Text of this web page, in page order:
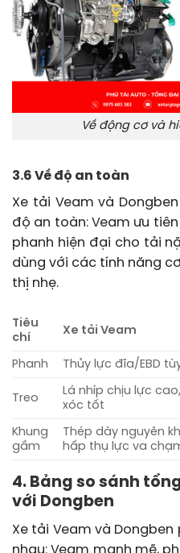
Về động cơ và
3.6 Về độ an toàn
Xe tải Veam và
độ an toàn: Veam ưu
phanh hiện đại cho tải
dùng với các tính năng
thị nhẹ.
Tiêu
chí
Xe tải Veam
Phanh Thủy lực đĩa/EBD
Treo
Lá nhíp chịu lực
xóc tốt
Khung
gầm
Thép dày nguyên
hấp thụ lực va
4. Bảng so sánh
với Dongben
Xe tải Veam và
nhau: Veam mạnh mẽ,